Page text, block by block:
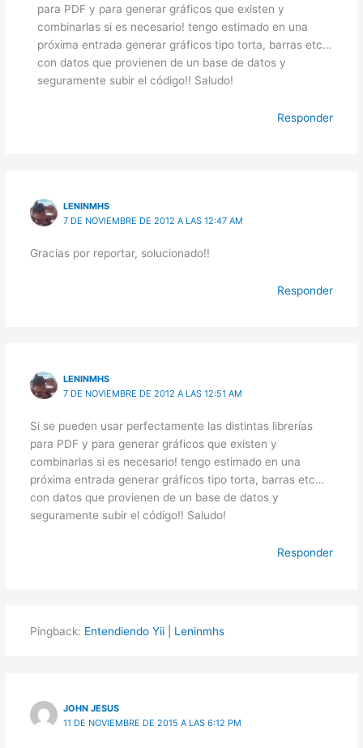
para PDF y para generar gráficos que existen y
combinarlas si es necesario! tengo estimado en una
próxima entrada generar gráficos tipo torta, barras etc…
con datos que provienen de un base de datos y
seguramente subir el código!! Saludo!
Responder
LENINMHS
7 DE NOVIEMBRE DE 2012 A LAS 12:47 AM
Gracias por reportar, solucionado!!
Responder
LENINMHS
7 DE NOVIEMBRE DE 2012 A LAS 12:51 AM
Si se pueden usar perfectamente las distintas librerías
para PDF y para generar gráficos que existen y
combinarlas si es necesario! tengo estimado en una
próxima entrada generar gráficos tipo torta, barras etc…
con datos que provienen de un base de datos y
seguramente subir el código!! Saludo!
Responder
Pingback: Entendiendo Yii | Leninmhs
JOHN JESUS
11 DE NOVIEMBRE DE 2015 A LAS 6:12 PM